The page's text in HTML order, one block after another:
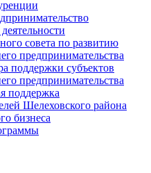
совета по развитию
предпринимательства
поддержки субъектов
предпринимательства
поддержка
Шелеховского района
бизнеса